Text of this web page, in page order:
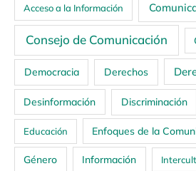
Acceso a la Información
Consejo de Comunicación
Democracia Derechos
Desinformación Discriminación
Educación Enfoques de la
Género Información